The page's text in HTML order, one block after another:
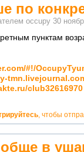
по
occupy 30
пунктам
#!/
club32616970
, чтобы
в